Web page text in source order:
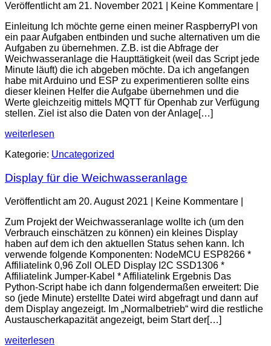
Veröffentlicht am 21. November 2021 Keine Kommentare
Einleitung Ich möchte gerne einen meiner RaspberryPI von
ein paar Aufgaben entbinden und suche alternativen um die
Aufgaben zu übernehmen. Z.B. ist die Abfrage der
Weichwasseranlage die Haupttätigkeit (weil das Script jede
Minute läuft) die ich abgeben möchte. Da ich angefangen
habe mit Arduino und ESP zu experimentieren sollte eins
dieser kleinen Helfer die Aufgabe übernehmen und die
Werte gleichzeitig mittels MQTT für Openhab zur Verfügung
stellen. Ziel ist also die Daten von der Anlage[…]
weiterlesen
ESP8266
12f)
Kategorie: Uncategorized
Display für die Weichwasseranlage
Veröffentlicht am 20. August 2021 Keine Kommentare
Zum Projekt der Weichwasseranlage wollte ich (um den
Verbrauch einschätzen zu können) ein kleines Display
haben auf dem ich den aktuellen Status sehen kann. Ich
verwende folgende Komponenten: NodeMCU ESP8266 *
Affiliatelink 0,96 Zoll OLED Display I2C SSD1306 *
Affiliatelink Jumper-Kabel * Affiliatelink Ergebnis Das
Python-Script habe ich dann folgendermaßen erweitert: Die
so (jede Minute) erstellte Datei wird abgefragt und dann auf
dem Display angezeigt. Im „Normalbetrieb“ wird die restliche
Austauscherkapazität angezeigt, beim Start der[…]
weiterlesen